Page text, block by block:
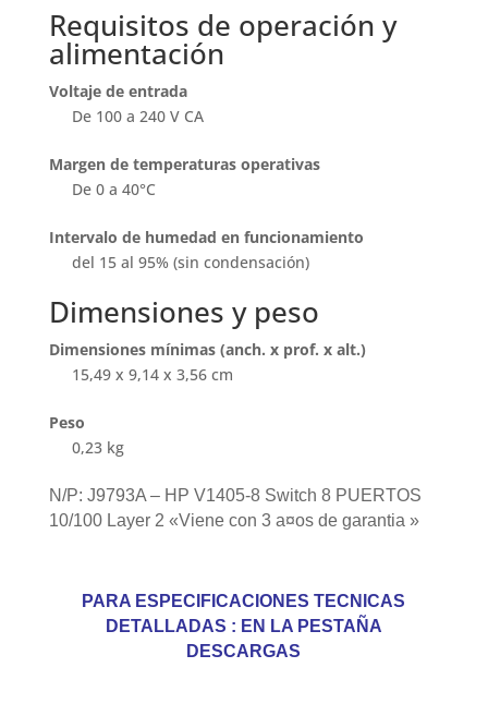
Requisitos de operación y
alimentación
Voltaje de entrada
De 100 a 240 V CA
Margen de temperaturas operativas
De 0 a 40°C
Intervalo de humedad en funcionamiento
del 15 al 95% (sin condensación)
Dimensiones y peso
Dimensiones mínimas (anch. x prof. x alt.)
15,49 x 9,14 x 3,56 cm
Peso
0,23 kg
N/P: J9793A – HP V1405-8 Switch 8 PUERTOS
10/100 Layer 2 «Viene con 3 a¤os de garantia »
PARA ESPECIFICACIONES TECNICAS
DETALLADAS : EN LA PESTAÑA
DESCARGAS